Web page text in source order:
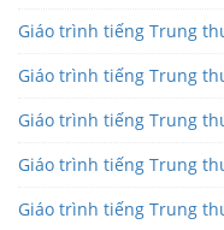
Giáo trình tiếng Trung
Giáo trình tiếng Trung
Giáo trình tiếng Trung
Giáo trình tiếng Trung
Giáo trình tiếng Trung